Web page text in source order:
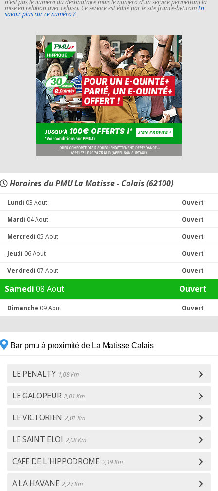
n'est pas le numéro du destinataire mais le numéro d'un service permettant la
mise en relation avec celui-ci. Ce service est édité par le site france-bet.comEn
savoir plus sur ce numéro ?
Horaires du PMU La Matisse - Calais (62100)
Lundi 03 Aout Ouvert
Mardi 04 Aout Ouvert
Mercredi 05 Aout Ouvert
Jeudi 06 Aout Ouvert
Vendredi 07 Aout Ouvert
Samedi 08 Aout Ouvert
Dimanche 09 Aout Ouvert
Bar pmu à proximité de La Matisse Calais
LE PENALTY 1,08 Km
LE GALOPEUR 2,01 Km
LE VICTORIEN 2,01 Km
LE SAINT ELOI 2,08 Km
CAFE DE L'HIPPODROME 2,19 Km
A LA HAVANE 2,27 Km